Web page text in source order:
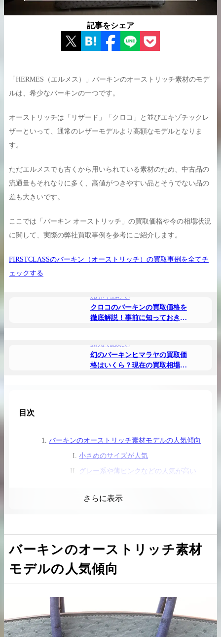
買取実績はこちらから
バーキン相場解説
記事をシェア
「HERMES（エルメス）」バーキンのオーストリッチ素材のモデ
ルは、希少なバーキンの一つです。
オーストリッチは「リザード」「クロコ」と並びエキゾチックレ
ザーといって、通常のレザーモデルより高額なモデルとなりま
す。
ただエルメスでも古くから用いられている素材のため、中古品の
流通量もそれなりに多く、高値がつきやすい品とそうでない品の
差も大きいです。
ここでは「バーキン オーストリッチ」の買取価格や今の相場状況
に関して、実際の弊社買取事例を参考にご紹介します。
FIRSTCLASSのバーキン（オーストリッチ）の買取事例を全てチ
ェックする
あわせて読みたい
クロコのバーキンの買取価格を
徹底解説！事前に知っておきた
あわせて読みたい
幻のバーキンヒマラヤの買取価
格はいくら？現在の買取相場と
目次
バーキンのオーストリッチ素材モデルの人気傾向
小さめのサイズが人気
グレー系や薄ピンクなどの人気が高い
オーストリッチのバーキンの査定ポイント
持ち手の変色は大幅な減額
傷や角スレの評価基準について
まとめ
さらに表示
バーキンのオーストリッチ素材
モデルの人気傾向